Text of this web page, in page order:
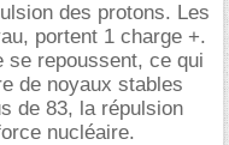
des protons. Les
portent 1 charge +.
se repoussent, ce qui
de noyaux stables
de 83, la répulsion
nucléaire.